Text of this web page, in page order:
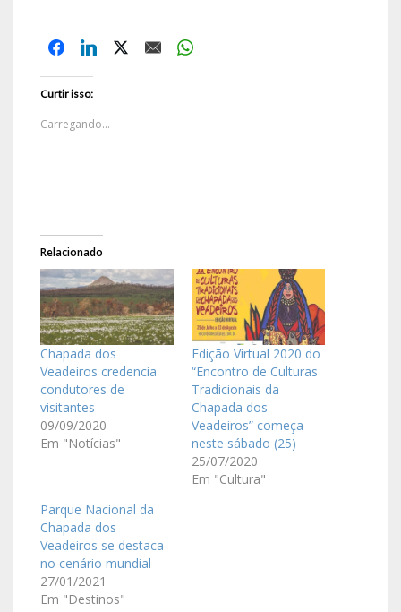
Curtir isso:
Carregando...
Relacionado
Chapada dos
Veadeiros credencia
condutores de
visitantes
09/09/2020
Em "Notícias"
Edição Virtual 2020 do
“Encontro de Culturas
Tradicionais da
Chapada dos
Veadeiros” começa
neste sábado (25)
25/07/2020
Em "Cultura"
Parque Nacional da
Chapada dos
Veadeiros se destaca
no cenário mundial
27/01/2021
Em "Destinos"